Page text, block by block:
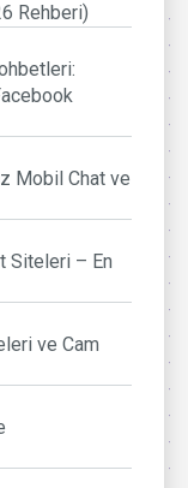
Rehberi)
Mobil Chat ve
Siteleri – En
ve Cam